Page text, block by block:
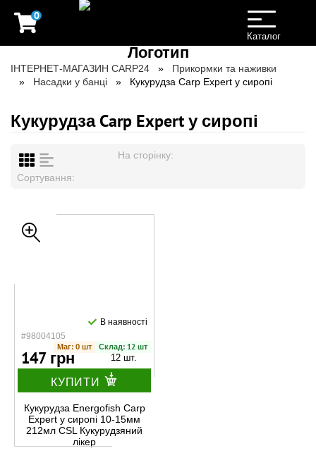
0
Toggle
navigation
Каталог
ІНТЕРНЕТ-МАГАЗИН CARP24
Прикормки та наживки
Насадки у банці
Кукурудза Carp Expert у сиропі
Кукурудза Carp Expert у сиропі
На сторінку:
Сортування:
#98004105
В наявності
Маг: 0 шт Склад: 12 шт
147 грн 12 шт.
КУПИТИ
Кукурудза Energofish Carp
Expert у сиропі 10-15мм
212мл CSL Кукурудзяний
лікер